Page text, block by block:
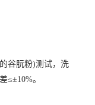
谷朊粉)测试，洗
≤±10%。